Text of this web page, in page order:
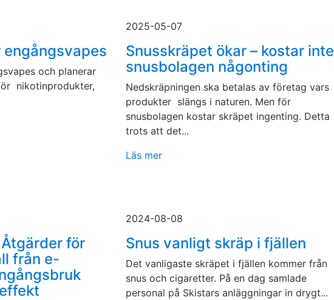
och planerar
nikotinprodukter,
2025-05-07
Snusskräpet ökar – kostar inte
snusbolagen någonting
Nedskräpningen ska betalas av företag vars
produkter slängs i naturen. Men för
snusbolagen kostar skräpet ingenting. Detta
trots att det...
Läs mer
för
från e-
2024-08-08
Snus vanligt skräp i fjällen
Det vanligaste skräpet i fjällen kommer från
snus och cigaretter. På en dag samlade
personal på Skistars anläggningar in drygt...